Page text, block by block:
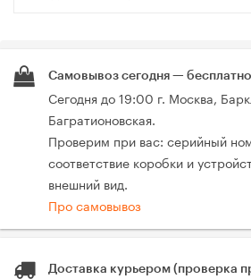
Самовывоз сегодня — бесплатно
Сегодня до 19:00 г. Москва,
Багратионовская.
Проверим при вас: серийный
соответствие коробки и
внешний вид.
Про самовывоз
Доставка курьером (проверка